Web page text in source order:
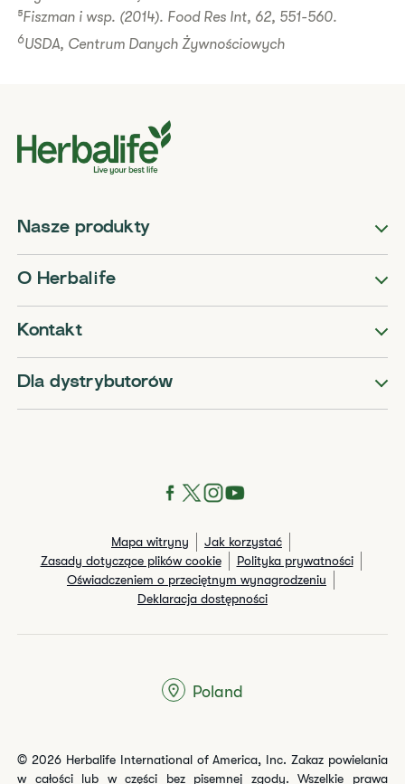
⁵Fiszman i wsp. (2014). Food Res Int, 62, 551-560.
6USDA, Centrum Danych Żywnościowych
Nasze produkty
O Herbalife
Kontakt
Dla dystrybutorów
Mapa witryny
Jak korzystać
Zasady dotyczące plików cookie
Polityka prywatności
Oświadczeniem o przeciętnym wynagrodzeniu
Deklaracja dostępności
© 2026 Herbalife International of America, Inc. Zakaz powielania
w całości lub w części bez pisemnej zgody. Wszelkie prawa
Poland